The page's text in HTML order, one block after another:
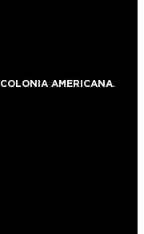
COLONIA AMERICANA.